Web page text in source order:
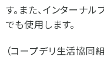
す。また、インターナ
でも使用します。
（コープデリ生活協同